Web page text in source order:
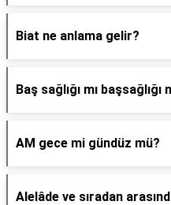
Biat ne anlama gelir?
Baş sağlığı mı başsağlığı
AM gece mi gündüz mü?
Alelâde ve sıradan